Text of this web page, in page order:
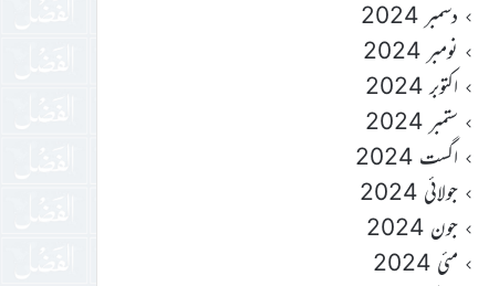
دسمبر 2024
نومبر 2024
اکتوبر 2024
ستمبر 2024
اگست 2024
جولائی 2024
جون 2024
مئی 2024